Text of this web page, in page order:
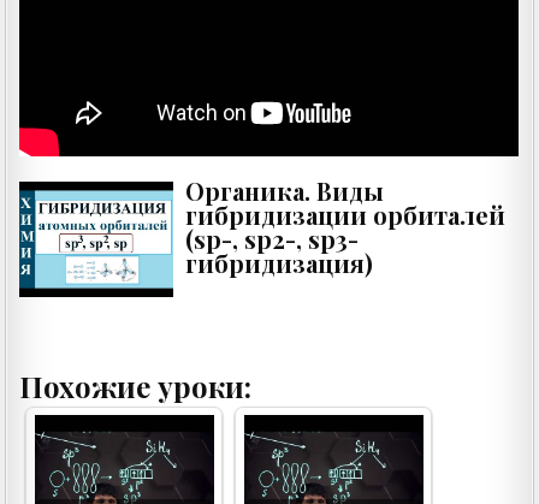
Органика. Виды
гибридизации орбиталей
(sp-, sp2-, sp3-
гибридизация)
Похожие уроки: